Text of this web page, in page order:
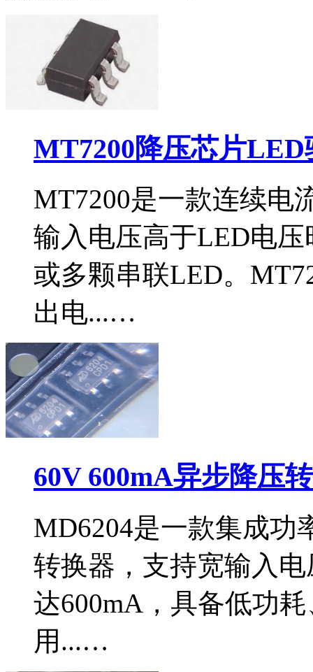
MT7200降压芯片
MT7200是一款连续电
输入电压高于LED电
或多颗串联LED。
出电...…
60V 600mA异步降压
MD6204是一款集成功
转换器，支持宽输入
达600mA，具备低功
用...…